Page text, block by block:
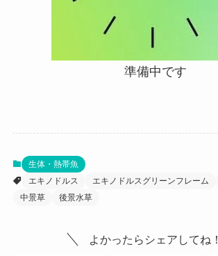
準備中です
生体・熱帯魚
エキノドルス
エキノドルスグリーンフレーム
中景草
後景水草
よかったらシェアしてね！